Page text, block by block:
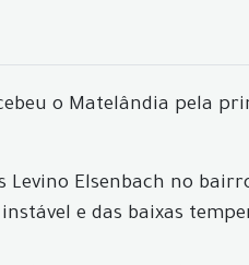
o Matelândia pela
Elsenbach no
e das baixas